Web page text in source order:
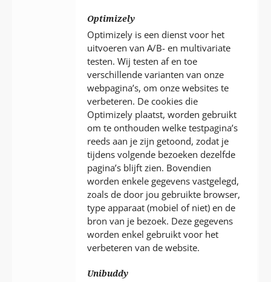
Optimizely
Optimizely is een dienst voor het
uitvoeren van A/B- en multivariate
testen. Wij testen af en toe
verschillende varianten van onze
webpagina’s, om onze websites te
verbeteren. De cookies die
Optimizely plaatst, worden gebruikt
om te onthouden welke testpagina’s
reeds aan je zijn getoond, zodat je
tijdens volgende bezoeken dezelfde
pagina’s blijft zien. Bovendien
worden enkele gegevens vastgelegd,
zoals de door jou gebruikte browser,
type apparaat (mobiel of niet) en de
bron van je bezoek. Deze gegevens
worden enkel gebruikt voor het
verbeteren van de website.
Unibuddy